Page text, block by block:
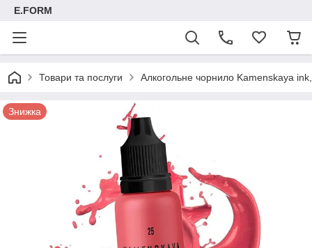
E.FORM
Товари та послуги Алкогольне чорнило Kamenskaya
Знижка